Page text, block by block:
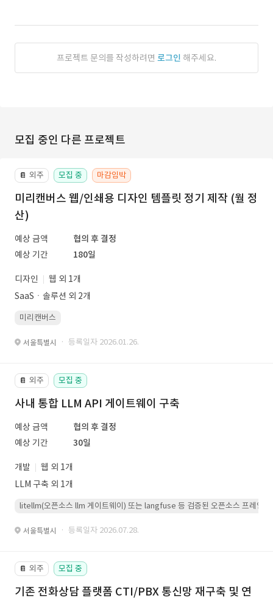
프로젝트 문의를 작성하려면 로그인 해주세요.
모집 중인 다른 프로젝트
📔 외주 모집 중 마감임박
미리캔버스 웹/인쇄용 디자인 템플릿 정기 제작 (월 정
산)
예상 금액
협의 후 결정
예상 기간
180일
디자인
웹 외 1개
SaaSㆍ솔루션 외 2개
미리캔버스
서울특별시 · 등록일자 2026.01.26.
📔 외주 모집 중
사내 통합 LLM API 게이트웨이 구축
예상 금액
협의 후 결정
예상 기간
30일
개발
웹 외 1개
LLM 구축 외 1개
litellm(오픈소스 llm 게이트웨이) 또는 langfuse 등 검증된 오픈소스 프레임워
서울특별시 · 등록일자 2026.07.28.
📔 외주 모집 중
기존 전화상담 플랫폼 CTI/PBX 통신망 재구축 및 연